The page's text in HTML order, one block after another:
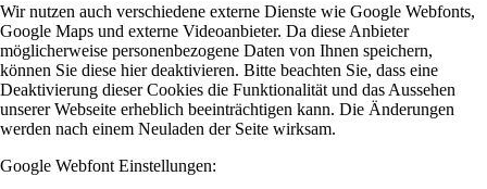
Wir nutzen auch verschiedene externe Dienste wie Google Webfonts,
Google Maps und externe Videoanbieter. Da diese Anbieter
möglicherweise personenbezogene Daten von Ihnen speichern,
können Sie diese hier deaktivieren. Bitte beachten Sie, dass eine
Deaktivierung dieser Cookies die Funktionalität und das Aussehen
unserer Webseite erheblich beeinträchtigen kann. Die Änderungen
werden nach einem Neuladen der Seite wirksam.
Google Webfont Einstellungen: